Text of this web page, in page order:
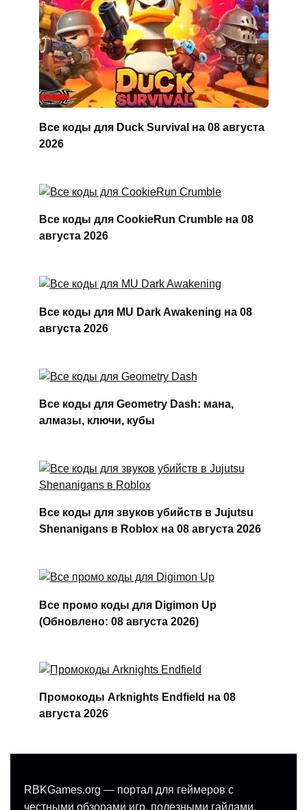
Все коды для Duck Survival на 08 августа
2026
Все коды для CookieRun Crumble на 08
августа 2026
Все коды для MU Dark Awakening на 08
августа 2026
Все коды для Geometry Dash: мана,
алмазы, ключи, кубы
Все коды для звуков убийств в Jujutsu
Shenanigans в Roblox на 08 августа 2026
Все промо коды для Digimon Up
(Обновлено: 08 августа 2026)
Промокоды Arknights Endfield на 08
августа 2026
RBKGames.org — портал для геймеров с
честными обзорами игр, полезными гайдами,